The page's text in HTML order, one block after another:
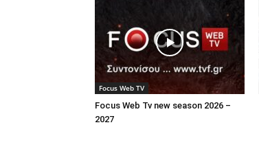
Focus Web TV
Focus Web Tv new season 2026 –
2027